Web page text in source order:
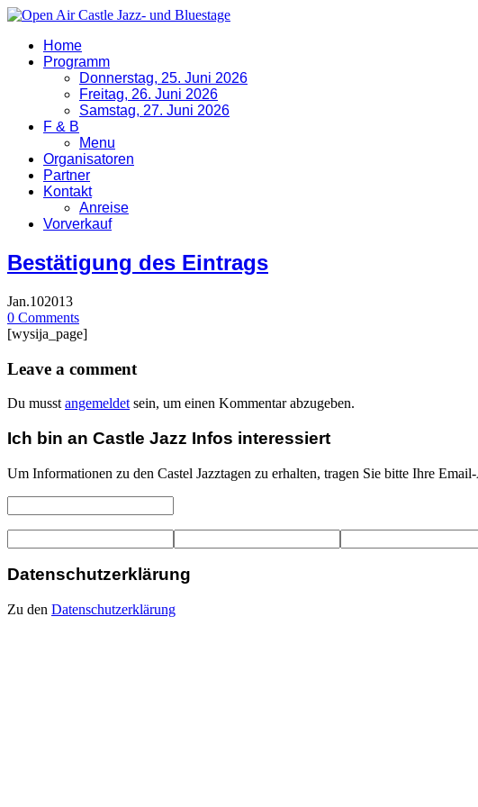
Home
Programm
Donnerstag, 25. Juni 2026
Freitag, 26. Juni 2026
Samstag, 27. Juni 2026
F & B
Menu
Organisatoren
Partner
Kontakt
Anreise
Vorverkauf
Bestätigung des Eintrags
Jan.102013
0 Comments
[wysija_page]
Leave a comment
Du musst angemeldet sein, um einen Kommentar abzugeben.
Ich bin an Castle Jazz Infos interessiert
Um Informationen zu den Castel Jazztagen zu erhalten, tragen Sie bitte Ihre
Datenschutzerklärung
Zu den Datenschutzerklärung